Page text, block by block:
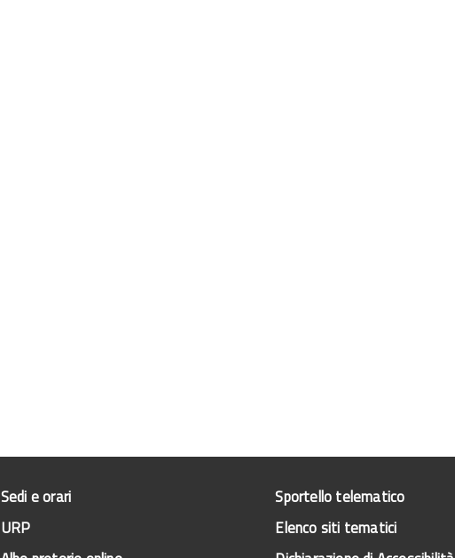
Sedi e orari
URP
Sportello telematico
Elenco siti tematici